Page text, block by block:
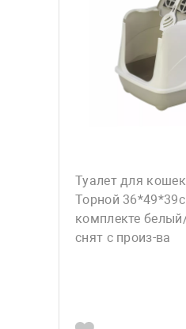
Туалет для
Торной
комплекте
снят с произ-ва